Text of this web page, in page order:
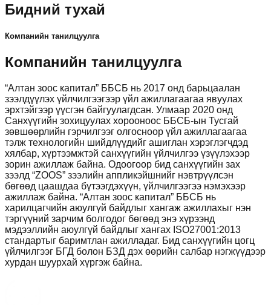
Бидний тухай
Компанийн танилцуулга
Компанийн танилцуулга
“Алтан зоос капитал” ББСБ нь 2017 онд барьцаалан
зээлдүүлэх үйлчилгээгээр үйл ажиллагаагаа явуулах
эрхтэйгээр үүсгэн байгуулагдсан. Улмаар 2020 онд
Санхүүгийн зохицуулах хорооноос ББСБ-ын Тусгай
зөвшөөрлийн гэрчилгээг олгосноор үйл ажиллагаагаа
тэлж технологийн шийдлүүдийг ашиглан хэрэглэгчдэд
хялбар, хүртээмжтэй санхүүгийн үйлчилгээ үзүүлэхээр
зорин ажиллаж байна. Одоогоор бид санхүүгийн зах
зээлд “ZOOS” зээлийн аппликэйшнийг нэвтрүүлсэн
бөгөөд цаашдаа бүтээгдэхүүн, үйлчилгээгээ нэмэхээр
ажиллаж байна. “Алтан зоос капитал” ББСБ нь
харилцагчийн аюулгүй байдлыг хангаж ажиллахыг нэн
тэргүүний зарчим болгодог бөгөөд энэ хүрээнд
мэдээллийн аюулгүй байдлыг хангах ISO27001:2013
стандартыг баримтлан ажилладаг. Бид санхүүгийн цогц
үйлчилгээг БГД болон БЗД дэх өөрийн салбар нэгжүүдээр
хурдан шуурхай хүргэж байна.